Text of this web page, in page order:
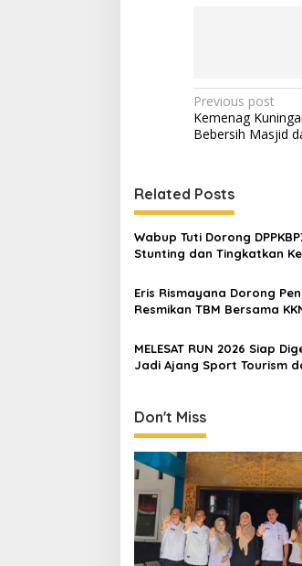
Post
Previous post
Kemenag
Bebersih Masjid
Related Posts
Wabup Tuti Dorong
Stunting dan Tingkatkan
Eris Rismayana Dorong
Resmikan TBM Bersama
MELESAT RUN 2026 Siap
Jadi Ajang Sport Tourism
Don't Miss